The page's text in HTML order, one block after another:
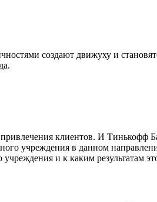
создают движуху и
клиентов. И Тинькофф
учреждения в данном
и к каким результатам